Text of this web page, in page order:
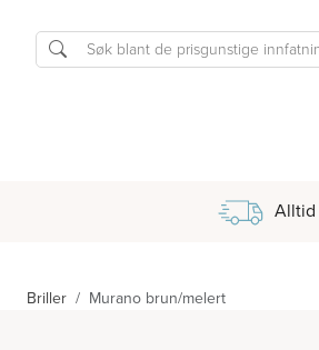
Alltid
Briller Murano brun/melert